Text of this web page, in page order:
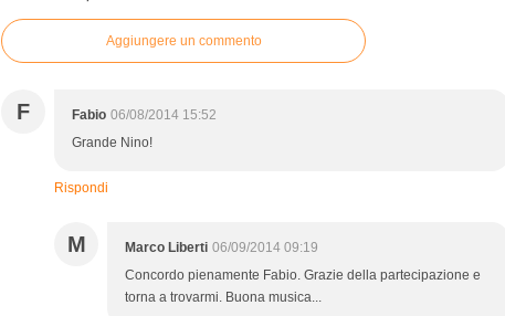
Aggiungere un commento
F Fabio 06/08/2014 15:52
Grande Nino!
Rispondi
M Marco Liberti 06/09/2014 09:19
Concordo pienamente Fabio. Grazie della partecipazione e
torna a trovarmi. Buona musica...